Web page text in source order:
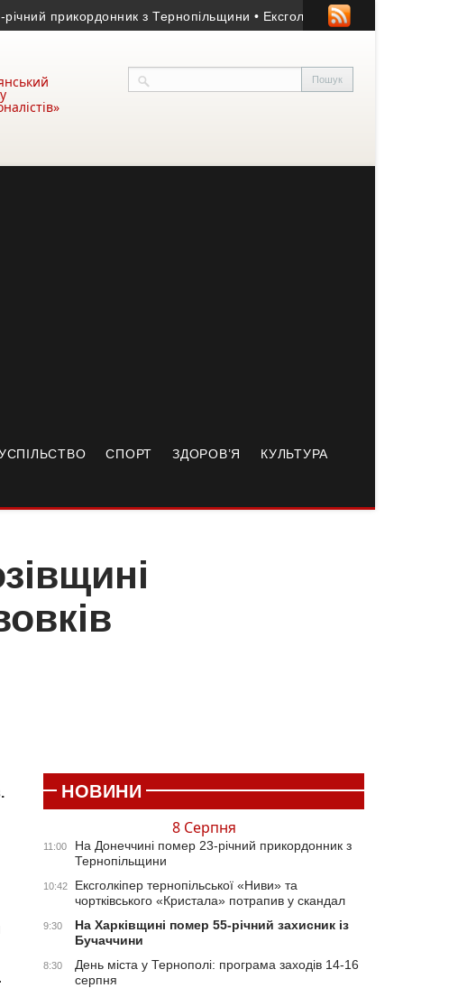
прикордонник з Тернопільщини • Ексголкіпер тернопільської «Ниви»
СПОРТ ЗДОРОВ’Я КУЛЬТУРА
НОВИНИ
8 Серпня
11:00
На Донеччині помер 23-річний прикордонник з
Тернопільщини
10:42
Ексголкіпер тернопільської «Ниви» та
чортківського «Кристала» потрапив у скандал
9:30
На Харківщині помер 55-річний захисник із
Бучаччини
8:30
День міста у Тернополі: програма заходів 14-16
серпня